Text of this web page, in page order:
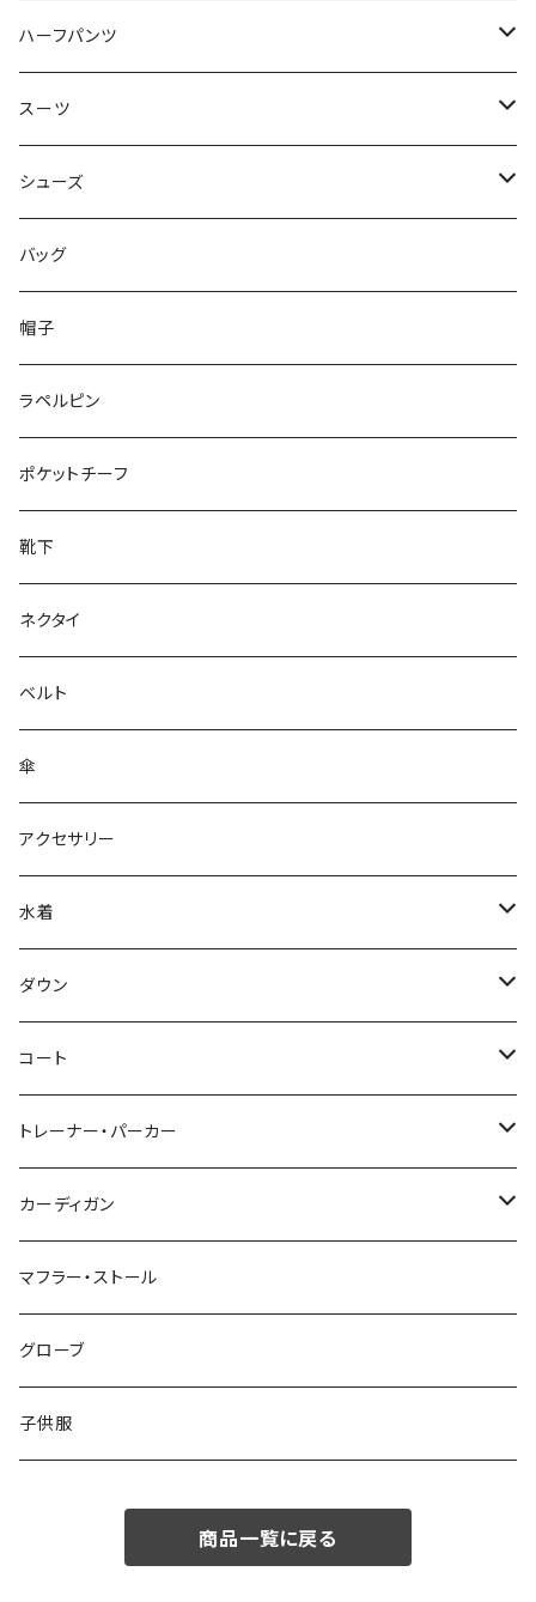
50/XL～
48/L
50/XL～
46/M
48/L
50/XL～
～44/S
46/M
48/L
50/XL～
ハーフパンツ
～44/S
46/M
48/L
50/XL～
スーツ
～44/S
46/M
48/L
50/XL～
シューズ
～25.5cm
26cm～
27cm～
28cm～
バッグ
帽子
ラペルピン
ポケットチーフ
靴下
ネクタイ
ベルト
傘
アクセサリー
水着
～44/S
46/M
48/L
50/XL～
ダウン
～44/S
46/M
48/L
50/XL～
コート
～44/S
46/M
48/L
50/XL～
トレーナー・パーカー
～44/S
46/M
48/L
50/XL～
カーディガン
～44/S
46/M
48/L
マフラー・ストール
グローブ
子供服
商品一覧に戻る